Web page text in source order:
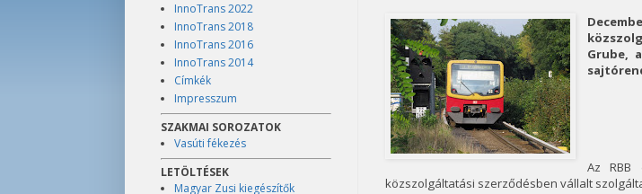
Grube,
Az RBB
közszolgáltatási szerződésben vállalt
InnoTrans 2022
InnoTrans 2018
InnoTrans 2016
InnoTrans 2014
Címkék
Impresszum
SZAKMAI SOROZATOK
Vasúti fékezés
LETÖLTÉSEK
Magyar Zusi kiegészítők